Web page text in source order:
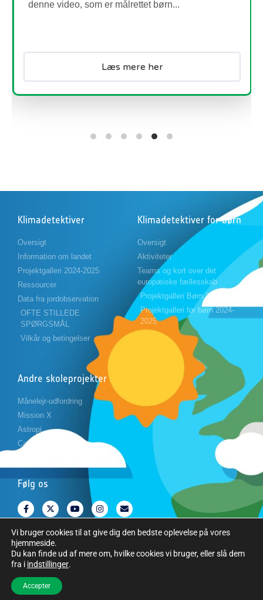
Kort beskrivelse I dette sæt af tre aktiviteter vil
Læs mere her
Klimadetektiver
Oversigt
Information om landet
Projektgalleri 2024-2025
Ressourcer
Data fra jordobservation
OFTE STILLEDE
SPØRGSMÅL
Vilkår og betingelser
Klimadetektiver for børn
Oversigt
Aktiviteter
Teams og kort over det
europæiske fællesskab
Projektgalleri Børn 2023-2024
Projektgalleri for børn 2024-
2025
Andre skoleprojekter
Månelejr-udfordring
Mission X
Astropi
Cansat
Følg os
Copyright © Den Europæiske Rumorganisation. Alle rettigheder forbeholdes.
Vi bruger cookies til at give dig den bedste oplevelse på vores
hjemmeside.
Du kan finde ud af mere om, hvilke cookies vi bruger, eller slå dem
fra i indstillinger.
Accepter